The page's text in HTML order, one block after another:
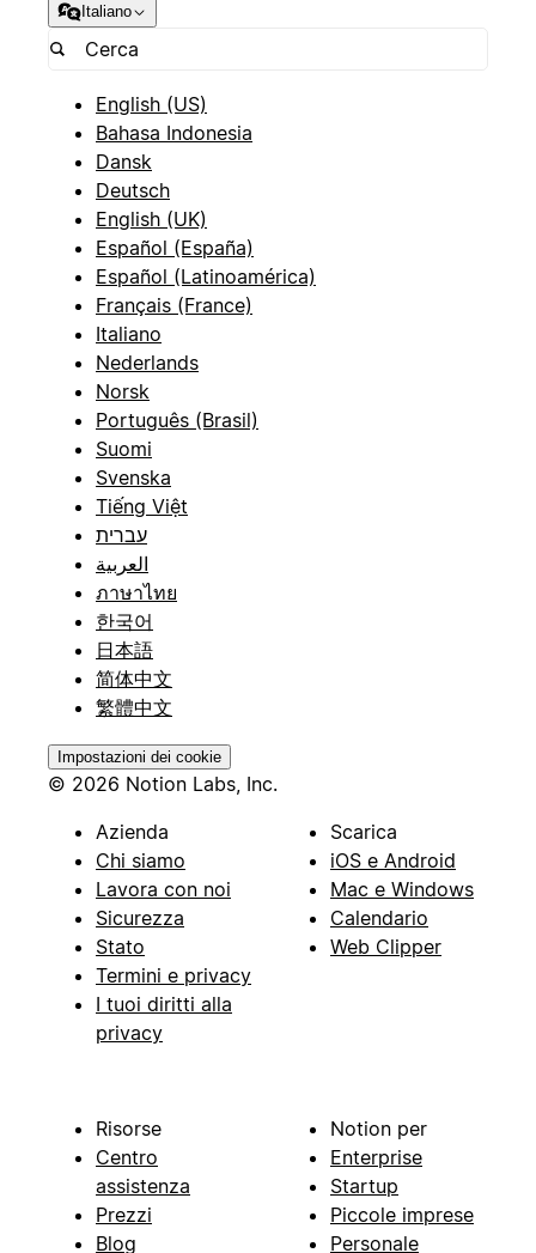
Italiano
English (US)
Bahasa Indonesia
Dansk
Deutsch
English (UK)
Español (España)
Español (Latinoamérica)
Français (France)
Italiano
Nederlands
Norsk
Português (Brasil)
Suomi
Svenska
Tiếng Việt
עברית
العربية
ภาษาไทย
한국어
日本語
简体中文
繁體中文
Impostazioni dei cookie
© 2026 Notion Labs, Inc.
Azienda
Chi siamo
Lavora con noi
Sicurezza
Stato
Termini e privacy
I tuoi diritti alla
privacy
Scarica
iOS e Android
Mac e Windows
Calendario
Web Clipper
Risorse
Centro
assistenza
Prezzi
Blog
Notion per
Enterprise
Startup
Piccole imprese
Personale